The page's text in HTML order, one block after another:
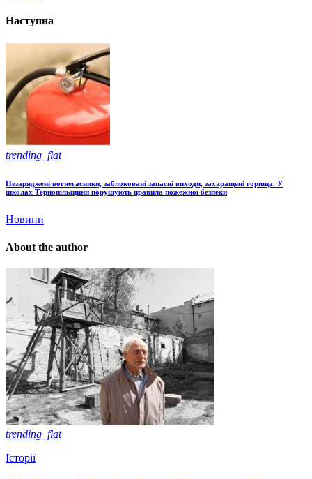
Наступна
trending_flat
Незаряджені вогнегасники, заблоковані запасні виходи, захаращені горища. У
школах Тернопільщини порушують правила пожежної безпеки
Новини
About the author
trending_flat
Історії